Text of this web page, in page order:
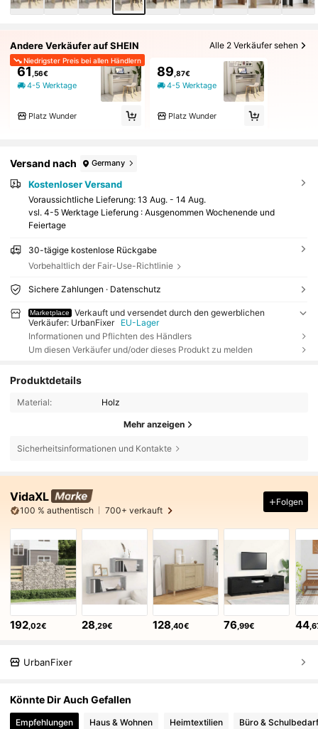
Andere Verkäufer auf SHEIN Alle 2 Verkäufer sehen
Niedrigster Preis bei allen Händlern
61 ,56€
4-5 Werktage
Platz Wunder
89 ,87€
4-5 Werktage
Platz Wunder
Versand nach Germany
Kostenloser Versand
Voraussichtliche Lieferung: 13 Aug. - 14 Aug.
vsl. 4-5 Werktage Lieferung : Ausgenommen Wochenende und
Feiertage
30-tägige kostenlose Rückgabe
Vorbehaltlich der Fair-Use-Richtlinie
Sichere Zahlungen · Datenschutz
Marketplace
Verkauft und versendet durch den gewerblichen
Verkäufer: UrbanFixer
EU-Lager
Informationen und Pflichten des Händlers
Um diesen Verkäufer und/oder dieses Produkt zu melden
Produktdetails
Material: Holz
Mehr anzeigen
Sicherheitsinformationen und Kontakte
VidaXL
100 % authentisch 700+ verkauft
Folgen
192 ,02€ 28 ,29€ 128 ,40€ 76 ,99€ 44
UrbanFixer
Könnte Dir Auch Gefallen
Empfehlungen Haus & Wohnen Heimtextilien Büro & Schulbedarf